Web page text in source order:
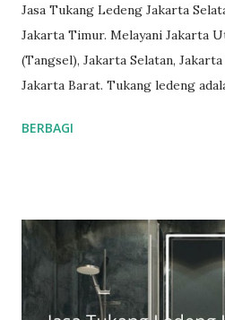
Jasa Tukang Ledeng Jakarta
Jakarta Timur. Melayani Jakarta
(Tangsel), Jakarta Selatan,
Jakarta Barat. Tukang ledeng
kualitas yang terjamin.
#tukangledengKemayoran
#tukangledengjakartaselatan
sentuh teks nomor disamping:
kepuasan pelanggan adalah
BERBAGI